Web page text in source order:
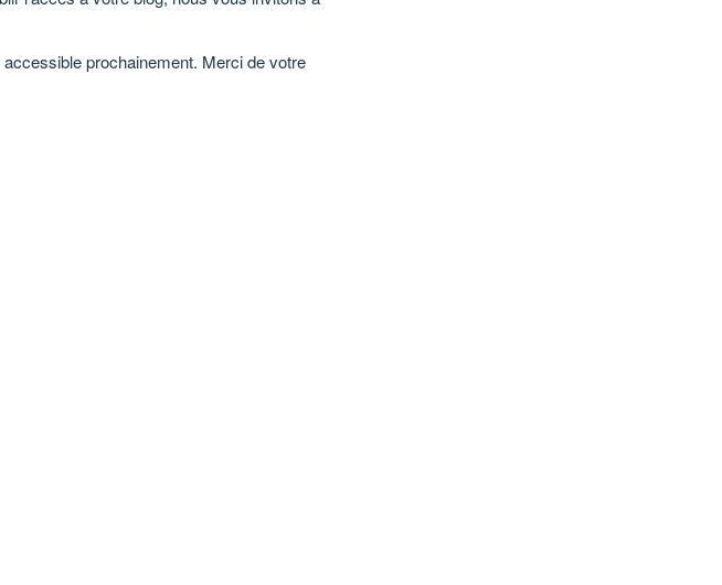
prochainement. Merci de votre